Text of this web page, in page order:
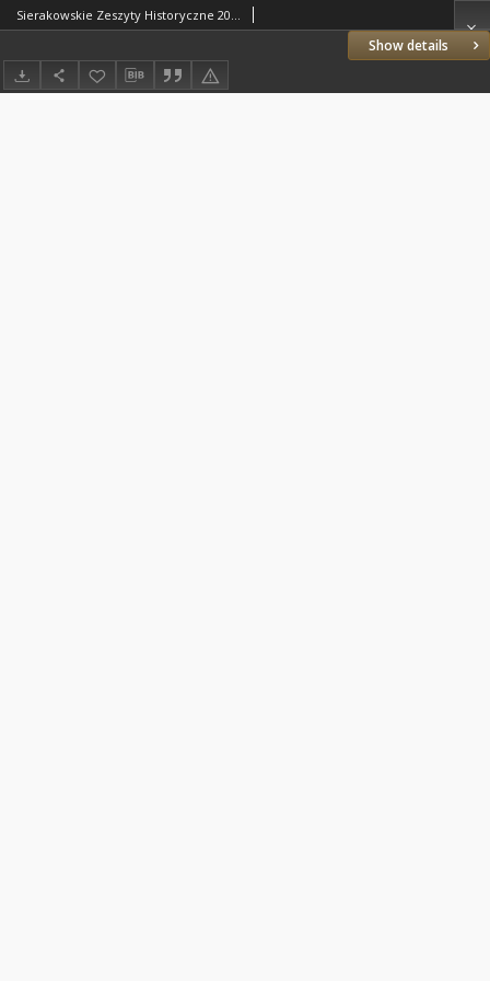
Show details
Sierakowskie Zeszyty Historyczne 2014 marzec Z.11